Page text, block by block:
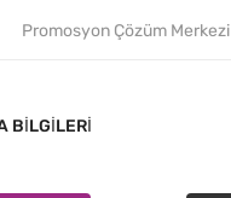
Promosyon Çözüm Merkezi
BILGILERI